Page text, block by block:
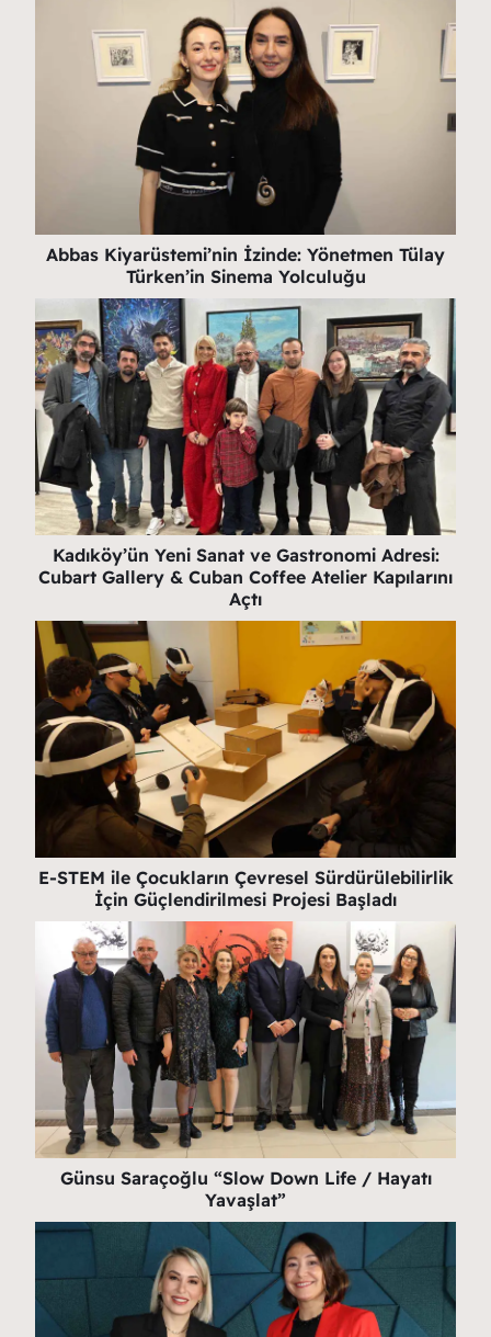
Abbas Kiyarüstemi’nin İzinde: Yönetmen Tülay
Türken’in Sinema Yolculuğu
Kadıköy’ün Yeni Sanat ve Gastronomi Adresi:
Cubart Gallery & Cuban Coffee Atelier Kapılarını
Açtı
E-STEM ile Çocukların Çevresel Sürdürülebilirlik
İçin Güçlendirilmesi Projesi Başladı
Günsu Saraçoğlu “Slow Down Life / Hayatı
Yavaşlat”